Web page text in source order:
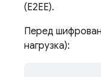
(E2EE).
Перед
нагрузка):